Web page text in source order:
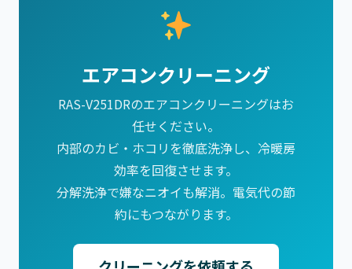
エアコンクリーニング
RAS-V251DRのエアコンクリーニングはお
任せください。
内部のカビ・ホコリを徹底洗浄し、冷暖房
効率を回復させます。
分解洗浄で嫌なニオイも解消。電気代の節
約にもつながります。